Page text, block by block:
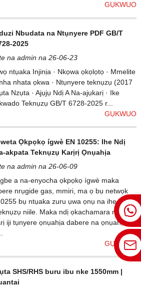
GỤKWUO
Nbudata na Ntụnyere PDF GB/T
2025
na admin na 26-06-23
ntụaka Injinịa · Nkọwa ọkọlọtọ · Mmelite
nhata ọkwa · Ntụnyere teknụzụ (2017
Nzụta · Ajụjụ Ndị A Na-ajụkarị · Ike
Teknụzụ GB/T 6728-2025 r...
GỤKWUO
Ọkpọkọ ígwè EN 10255: Ihe Ndị
akpata Teknụzụ Karịrị Ọnụahịa
na admin na 26-06-09
a na-enyocha ọkpọkọ ígwè maka
nrụgide gas, mmiri, ma ọ bụ netwọk
bụ ntụaka zuru ụwa ọnụ na ihe fọrọ
niile. Maka ndị ọkachamara n'ịzụta
iji tụnyere ọnụahịa dabere na ọnụahịa
GỤKWUO
SHS/RHS buru ibu nke 1550mm |